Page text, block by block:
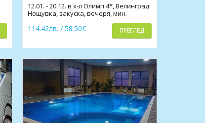
12.01. - 20.12. в х-л Олимп 4*, Велинград:
Нощувка, закуска, вечеря, мин.
басейни, топило
114.42лв. / 58.50€ ПРЕГЛЕД